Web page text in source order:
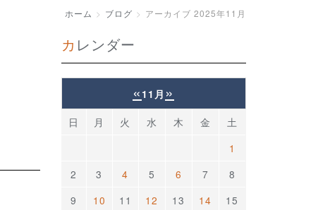
ホーム ブログ アーカイブ 2025年11月
カレンダー
« 11月 »
日 月 火 水 木 金
土
1
2
3 4 5 6 7
8
9
10 11 12 13 14
15